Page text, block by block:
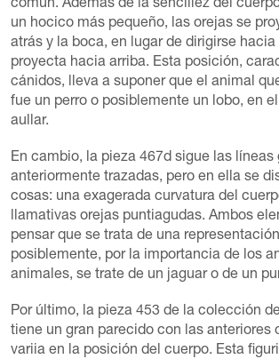
común. Además de la sencillez del
un hocico más pequeño, las orejas se
atrás y la boca, en lugar de dirigirse hacia
proyecta hacia arriba. Esta posición,
cánidos, lleva a suponer que el animal
fue un perro o posiblemente un lobo, en
aullar.
En cambio, la pieza 467d sigue las líneas
anteriormente trazadas, pero en ella se
cosas: una exagerada curvatura del
llamativas orejas puntiagudas. Ambos
pensar que se trata de una
posiblemente, por la importancia de los
animales, se trate de un jaguar o de un
Por último, la pieza 453 de la colección
tiene un gran parecido con las anteriores
variia en la posición del cuerpo. Esta